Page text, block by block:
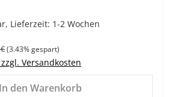
Lieferzeit: 1-2 Wochen
Preis:
(3.43% gespart)
Versandkosten
In den Warenkorb